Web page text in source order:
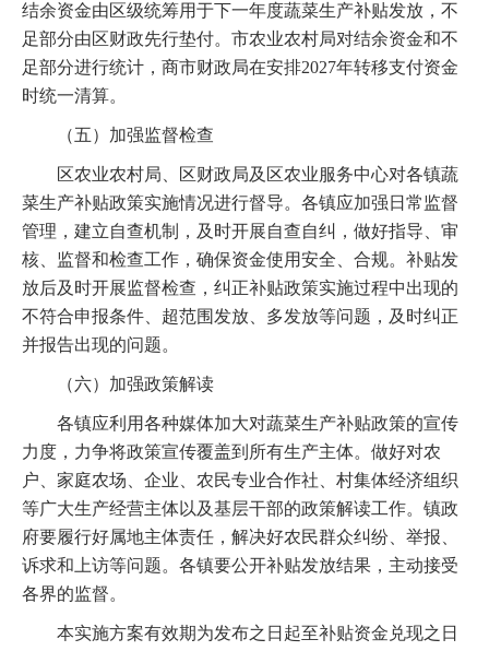
结余资金由区级统筹用于下一年度蔬菜生产补贴发放，不
足部分由区财政先行垫付。市农业农村局对结余资金和不
足部分进行统计，商市财政局在安排2027年转移支付资金
时统一清算。
（五）加强监督检查
区农业农村局、区财政局及区农业服务中心对各镇蔬
菜生产补贴政策实施情况进行督导。各镇应加强日常监督
管理，建立自查机制，及时开展自查自纠，做好指导、审
核、监督和检查工作，确保资金使用安全、合规。补贴发
放后及时开展监督检查，纠正补贴政策实施过程中出现的
不符合申报条件、超范围发放、多发放等问题，及时纠正
并报告出现的问题。
（六）加强政策解读
各镇应利用各种媒体加大对蔬菜生产补贴政策的宣传
力度，力争将政策宣传覆盖到所有生产主体。做好对农
户、家庭农场、企业、农民专业合作社、村集体经济组织
等广大生产经营主体以及基层干部的政策解读工作。镇政
府要履行好属地主体责任，解决好农民群众纠纷、举报、
诉求和上访等问题。各镇要公开补贴发放结果，主动接受
各界的监督。
本实施方案有效期为发布之日起至补贴资金兑现之日